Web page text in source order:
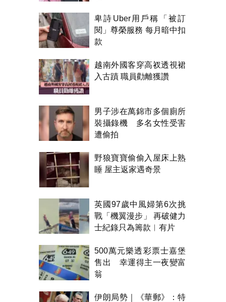
卑詩Uber用戶稱「被訂
閱」尊榮服務 每月暗中扣
款
越南外國客穿高衩透視裙
入古蹟 職員勸離獲讚
男子涉在萬錦市多個廁所
裝攝錄機 多名女性受害
遭偷拍
野狼寶寶偷偷入屋床上熟
睡 屋主返家遇奇景
英國97歲中風婦第6次挑
戰「機翼漫步」 再破健力
士紀錄只為籌款︱有片
500萬元樂透彩票士嘉堡
售出 幸運得主一夜變富
翁
伊朗局勢｜《華郵》：特